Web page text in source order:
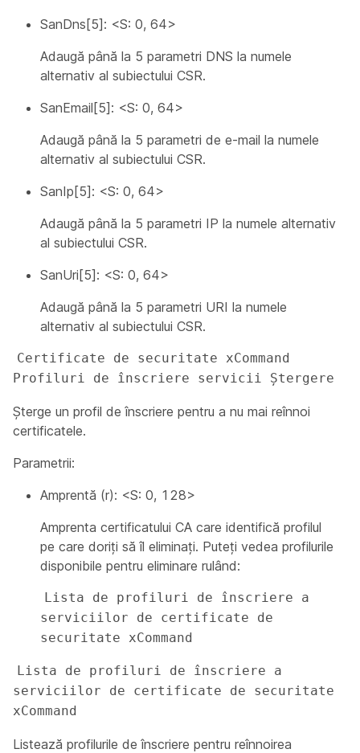
SanDns[5]: <S: 0, 64>
Adaugă până la 5 parametri DNS la numele
alternativ al subiectului CSR.
SanEmail[5]: <S: 0, 64>
Adaugă până la 5 parametri de e-mail la numele
alternativ al subiectului CSR.
SanIp[5]: <S: 0, 64>
Adaugă până la 5 parametri IP la numele alternativ
al subiectului CSR.
SanUri[5]: <S: 0, 64>
Adaugă până la 5 parametri URI la numele
alternativ al subiectului CSR.
Certificate de securitate xCommand
Profiluri de înscriere servicii Ștergere
Șterge un profil de înscriere pentru a nu mai reînnoi
certificatele.
Parametrii:
Amprentă (r): <S: 0, 128>
Amprenta certificatului CA care identifică profilul
pe care doriți să îl eliminați. Puteți vedea profilurile
disponibile pentru eliminare rulând:
Lista de profiluri de înscriere a
serviciilor de certificate de
securitate xCommand
Lista de profiluri de înscriere a
serviciilor de certificate de securitate
xCommand
Listează profilurile de înscriere pentru reînnoirea